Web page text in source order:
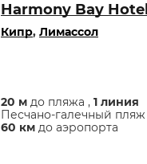
Harmony Bay
Кипр, Лимассол
20 м до пляжа , 1 линия
Песчано-галечный пляж
60 км до аэропорта